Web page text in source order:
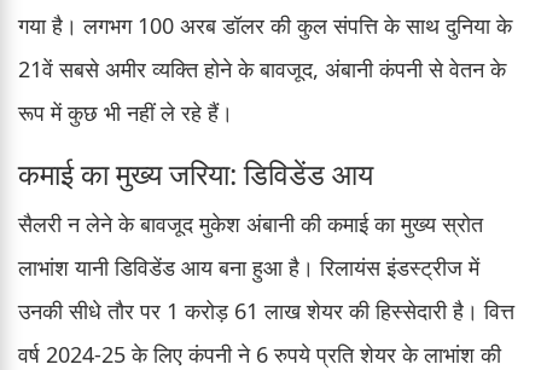
गया है। लगभग 100 अरब डॉलर की कुल संपत्ति के साथ दुनिया के
21वें सबसे अमीर व्यक्ति होने के बावजूद, अंबानी कंपनी से वेतन के
रूप में कुछ भी नहीं ले रहे हैं।
कमाई का मुख्य जरिया: डिविडेंड आय
सैलरी न लेने के बावजूद मुकेश अंबानी की कमाई का मुख्य स्रोत
लाभांश यानी डिविडेंड आय बना हुआ है। रिलायंस इंडस्ट्रीज में
उनकी सीधे तौर पर 1 करोड़ 61 लाख शेयर की हिस्सेदारी है। वित्त
वर्ष 2024-25 के लिए कंपनी ने 6 रुपये प्रति शेयर के लाभांश की